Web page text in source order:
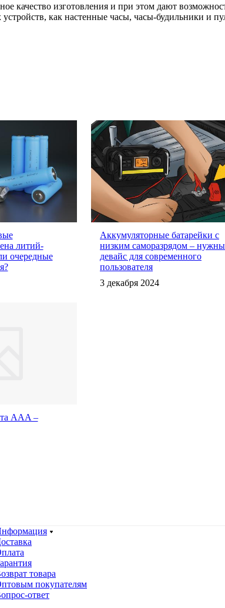
качество изготовления и при этом дают
как настенные часы, часы-будильники и
литий-
очередные
Аккумуляторные батарейки с
низким саморазрядом –
девайс для современного
пользователя
3 декабря 2024
AAA –
товара
покупателям
ответ